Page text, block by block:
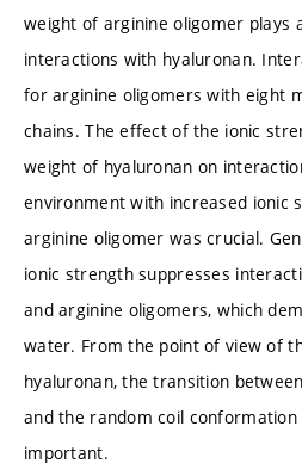
weight of arginine oligomer plays
interactions with hyaluronan.
for arginine oligomers with eight
chains. The effect of the ionic
weight of hyaluronan on
environment with increased ionic
arginine oligomer was crucial.
ionic strength suppresses
and arginine oligomers, which
water. From the point of view of
hyaluronan, the transition
and the random coil
important.